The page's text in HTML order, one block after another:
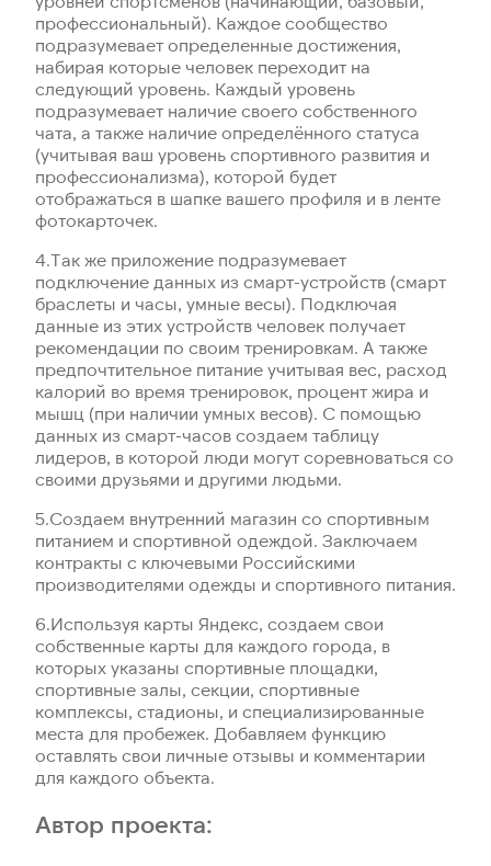
профессиональный). Каждое сообщество
подразумевает определенные достижения,
набирая которые человек переходит на
следующий уровень. Каждый уровень
подразумевает наличие своего собственного
чата, а также наличие определённого статуса
(учитывая ваш уровень спортивного развития и
профессионализма), которой будет
отображаться в шапке вашего профиля и в ленте
фотокарточек.
4.​Так же приложение подразумевает
подключение данных из смарт-устройств (смарт
браслеты и часы, умные весы). Подключая
данные из этих устройств человек получает
рекомендации по своим тренировкам. А также
предпочтительное питание учитывая вес, расход
калорий во время тренировок, процент жира и
мышц (при наличии умных весов). С помощью
данных из смарт-часов создаем таблицу
лидеров, в которой люди могут соревноваться со
своими друзьями и другими людьми.
5.​Создаем внутренний магазин со спортивным
питанием и спортивной одеждой. Заключаем
контракты с ключевыми Российскими
производителями одежды и спортивного питания.
6.​Используя карты Яндекс, создаем свои
собственные карты для каждого города, в
которых указаны спортивные площадки,
спортивные залы, секции, спортивные
комплексы, стадионы, и специализированные
места для пробежек. Добавляем функцию
оставлять свои личные отзывы и комментарии
для каждого объекта.
Автор проекта: